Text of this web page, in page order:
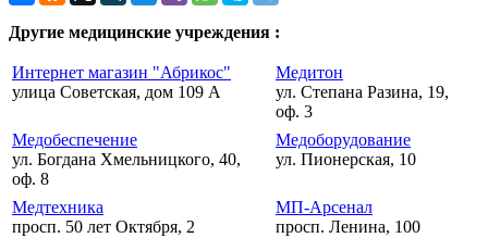
Другие медицинские учреждения :
Интернет магазин "Абрикос"
улица Советская, дом 109 А
Медитон
ул. Степана Разина, 19,
оф. 3
Медобеспечение
ул. Богдана Хмельницкого, 40,
оф. 8
Медоборудование
ул. Пионерская, 10
Медтехника
просп. 50 лет Октября, 2
МП-Арсенал
просп. Ленина, 100